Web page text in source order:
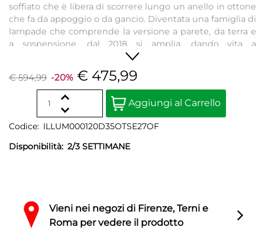
soffiato che è libera di scorrere lungo un anello in ottone
che fa da appoggio o da gancio. Diventata una famiglia di
lampade che comprende la versione a parete, da terra e
a sospensione, dal 2018 si amplia, dando vita a
configurazioni più complesse, in composizione o
singolarmente, per rispondere a esigenze personalizzate.
Nell'ottica della sostenibilità, presenta una sorgente led
retrofit a basso consumo.
€ 594,99 -20% € 475,99
Quantity
Aggiungi al Carrello
Codice: ILLUM000120D35OTSE27OF
Disponibilità: 2/3 SETTIMANE
Vieni nei negozi di Firenze, Terni e
Roma per vedere il prodotto